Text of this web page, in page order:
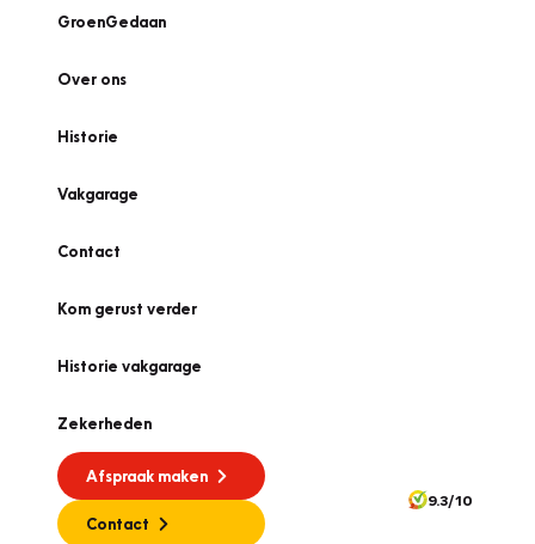
GroenGedaan
Over ons
Historie
Vakgarage
Contact
Kom gerust verder
Historie vakgarage
Zekerheden
Afspraak maken
Contact
9.3/10